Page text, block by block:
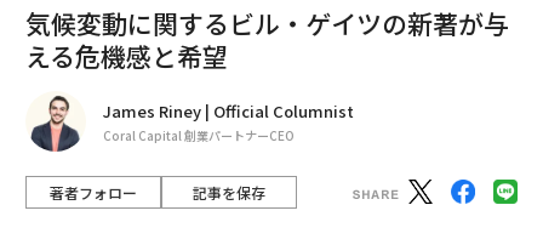
気候変動に関するビル・ゲイツの新著が与
える危機感と希望
James Riney | Official Columnist
Coral Capital 創業パートナーCEO
著者フォロー 記事を保存